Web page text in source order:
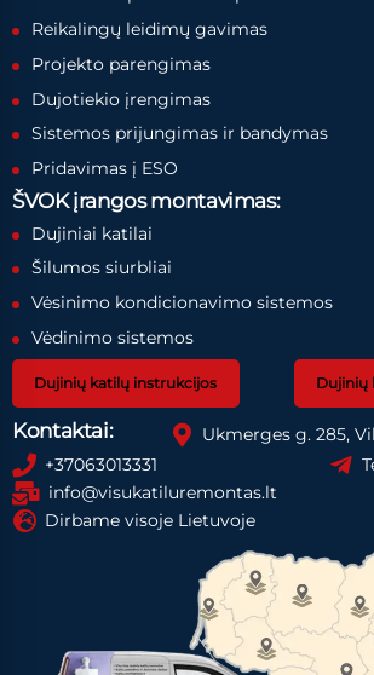
Reikalingų leidimų gavimas
Projekto parengimas
Dujotiekio įrengimas
Sistemos prijungimas ir bandymas
Pridavimas į ESO
ŠVOK įrangos montavimas:
Dujiniai katilai
Šilumos siurbliai
Vėsinimo kondicionavimo sistemos
Vėdinimo sistemos
Dujinių katilų instrukcijos Dujinių
Kontaktai:
Ukmerges g. 285,
+37063013331
info@visukatiluremontas.lt
Dirbame visoje Lietuvoje